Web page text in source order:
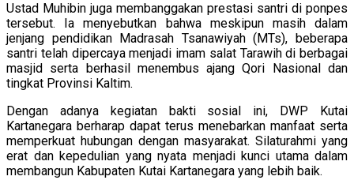
Ustad Muhibin juga membanggakan prestasi santri di ponpes
tersebut. Ia menyebutkan bahwa meskipun masih dalam
jenjang pendidikan Madrasah Tsanawiyah (MTs), beberapa
santri telah dipercaya menjadi imam salat Tarawih di berbagai
masjid serta berhasil menembus ajang Qori Nasional dan
tingkat Provinsi Kaltim.
Dengan adanya kegiatan bakti sosial ini, DWP Kutai
Kartanegara berharap dapat terus menebarkan manfaat serta
memperkuat hubungan dengan masyarakat. Silaturahmi yang
erat dan kepedulian yang nyata menjadi kunci utama dalam
membangun Kabupaten Kutai Kartanegara yang lebih baik.